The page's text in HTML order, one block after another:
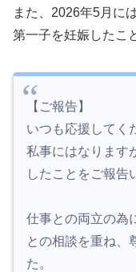
また、2026年5月に
第一子を妊娠したこ
【ご報告】
いつも応援してく
私事にはなります
したことをご報告
仕事との両立の為
との相談を重ね、
た。